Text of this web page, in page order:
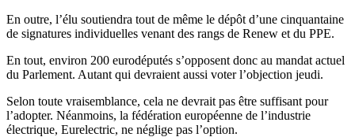
En outre, l’élu soutiendra tout de même le dépôt d’une cinquantaine
de signatures individuelles venant des rangs de Renew et du PPE.
En tout, environ 200 eurodéputés s’opposent donc au mandat actuel
du Parlement. Autant qui devraient aussi voter l’objection jeudi.
Selon toute vraisemblance, cela ne devrait pas être suffisant pour
l’adopter. Néanmoins, la fédération européenne de l’industrie
électrique, Eurelectric, ne néglige pas l’option.